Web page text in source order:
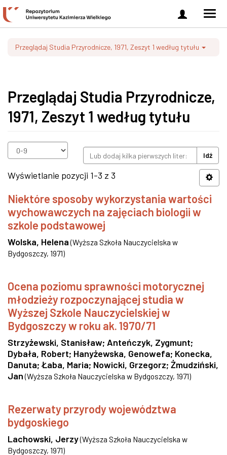
Zaloguj
się
Przeglądaj Studia Przyrodnicze, 1971, Zeszyt 1 według tytułu
Przeglądaj Studia Przyrodnicze,
1971, Zeszyt 1 według tytułu
Idź
Wyświetlanie pozycji 1-3 z 3
Niektóre sposoby wykorzystania wartości
wychowawczych na zajęciach biologii w
szkole podstawowej
Wolska, Helena (Wyższa Szkoła Nauczycielska w
Bydgoszczy, 1971)
Ocena poziomu sprawności motorycznej
młodzieży rozpoczynającej studia w
Wyższej Szkole Nauczycielskiej w
Bydgoszczy w roku ak. 1970/71
Strzyżewski, Stanisław; Anteńczyk, Zygmunt;
Dybała, Robert; Hanyżewska, Genowefa; Konecka,
Danuta;Łaba, Maria; Nowicki, Grzegorz; Żmudziński,
Jan (Wyższa Szkoła Nauczycielska w Bydgoszczy, 1971)
Rezerwaty przyrody województwa
bydgoskiego
Lachowski, Jerzy(Wyższa Szkoła Nauczycielska w
Bydgoszczy, 1971)